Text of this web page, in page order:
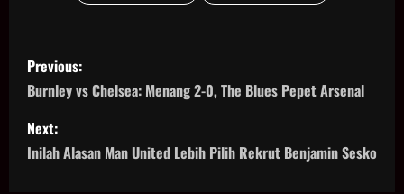
P
o
s
t
Previous:
Burnley vs Chelsea: Menang 2-0, The Blues Pepet Arsenal
Next:
Inilah Alasan Man United Lebih Pilih Rekrut Benjamin Sesko